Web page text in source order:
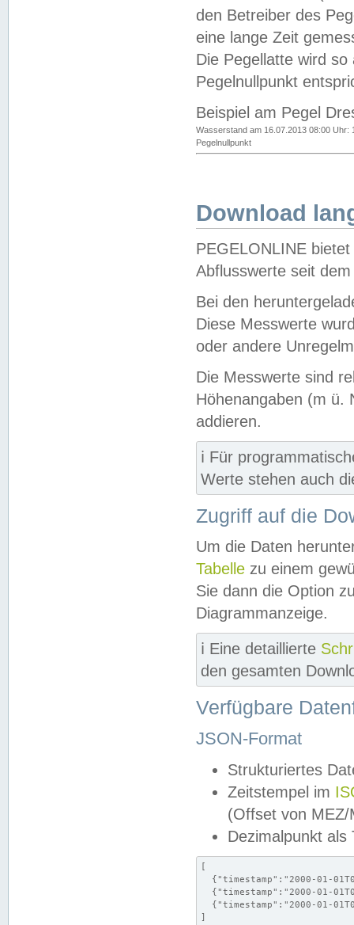
den Betreiber des
eine lange Zeit
Die Pegellatte wird
Pegelnullpunkt
Beispiel am Pegel
Wasserstand am 16.07.2013 08:00 Uhr:
Pegelnullpunkt
Download
PEGELONLINE
Abflusswerte seit
Bei den
Diese Messwerte
oder andere
Die Messwerte sind
Höhenangaben (m ü.
addieren.
ℹ️ Für
Werte stehen auch
Zugriff auf die
Um die Daten
Tabelle zu einem
Sie dann die Option
Diagrammanzeige.
ℹ️ Eine detaillierte
den gesamten
Verfügbare
JSON-Format
Strukturiertes
Zeitstempel im
(Offset von MEZ/
Dezimalpunkt als
[
{"timestamp":"2000-01-
{"timestamp":"2000-01-
{"timestamp":"2000-01-
]